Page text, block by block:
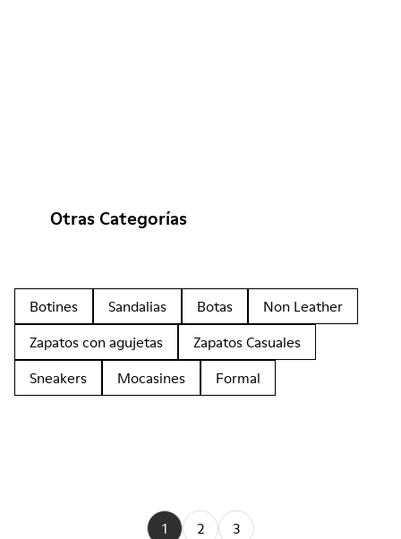
Otras Categorías
Botines Sandalias Botas
Non Leather
Zapatos con agujetas
Zapatos Casuales
Sneakers
Mocasines Formal
1 2 3